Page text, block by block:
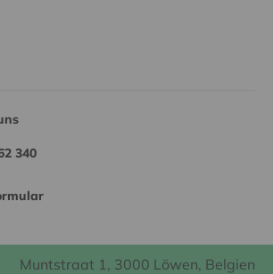
340
Muntstraat 1, 3000 Löwen, Belgien